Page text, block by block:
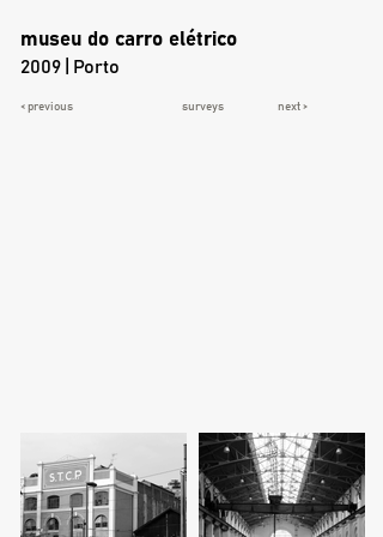
museu do carro elétrico
2009 | Porto
< previous surveys next >